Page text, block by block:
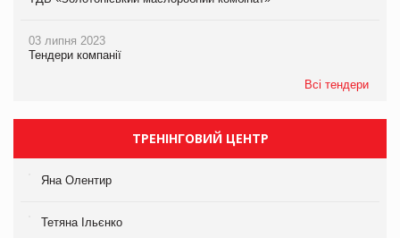
03 липня 2023
Тендери компанії
Всі тендери
ТРЕНІНГОВИЙ ЦЕНТР
Яна Олентир
Тетяна Ільєнко